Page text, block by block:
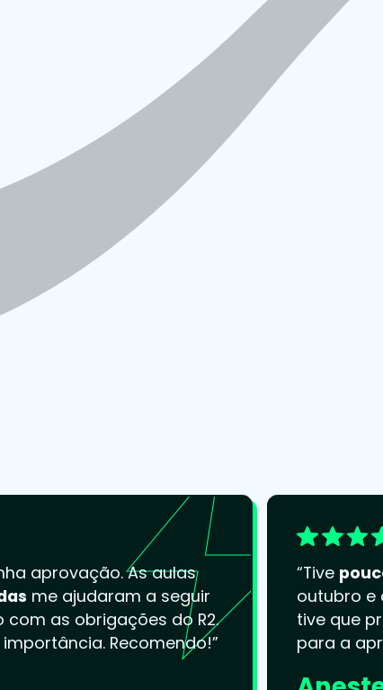
aprovação. As aulas
me ajudaram a seguir
as obrigações do R2.
Recomendo!”
“Tive
outubro e
tive que
para a